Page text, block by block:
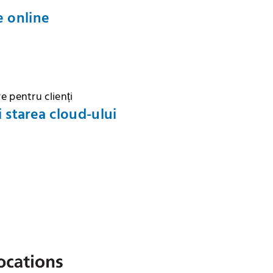
online
pentru clienți
starea cloud-ului